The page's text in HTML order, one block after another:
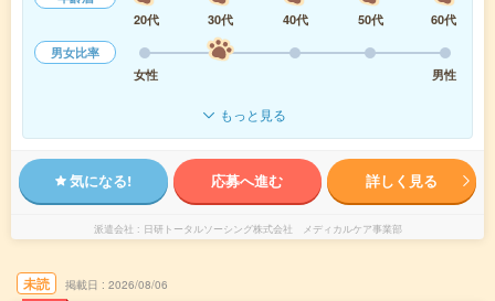
20代
30代 40代 50代
60代
男女比率
女性
男性
もっと見る
気になる! 応募へ進む 詳しく見る
派遣会社 日研トータルソーシング株式会社 メディカルケア事業部
未読 掲載日 2026/08/06